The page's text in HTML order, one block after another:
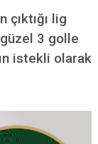
çıktığı lig
3 golle
istekli olarak